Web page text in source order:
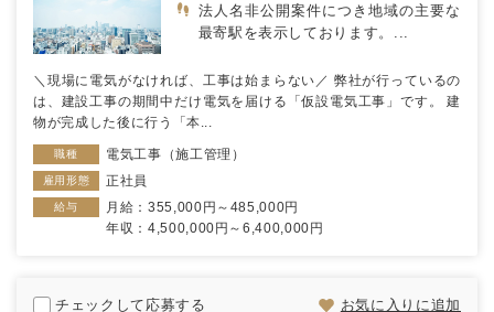
法人名非公開案件につき地域の主要な
最寄駅を表示しております。...
＼現場に電気がなければ、工事は始まらない／ 弊社が行っているの
は、建設工事の期間中だけ電気を届ける「仮設電気工事」です。 建
物が完成した後に行う「本...
職種 電気工事（施工管理）
雇用形態 正社員
給与
月給：355,000円～485,000円
年収：4,500,000円～6,400,000円
チェックして応募する お気に入りに追加